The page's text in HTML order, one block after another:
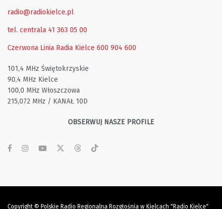
radio@radiokielce.pl
tel. centrala 41 363 05 00
Czerwona Linia Radia Kielce 600 904 600
101,4 MHz Świętokrzyskie
90,4 MHz Kielce
100,0 MHz Włoszczowa
215,072 MHz / KANAŁ 10D
OBSERWUJ NASZE PROFILE
Copyright © Polskie Radio Regionalna Rozgłośnia w Kielcach "Radio Kielce"